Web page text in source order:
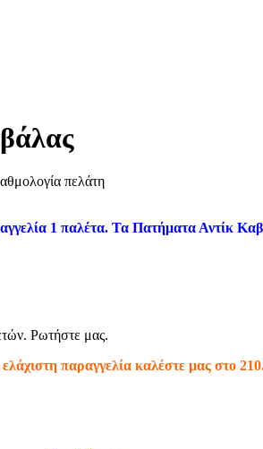
πελάτη
1 παλέτα. Τα Πατήματα Αντίκ
Ρωτήστε μας.
παραγγελία καλέστε μας στο